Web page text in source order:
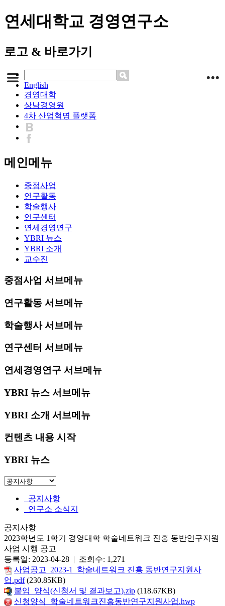
연세대학교 경영연구소
로고 & 바로가기
English
경영대학
상남경영원
4차 산업혁명 플랫폼
메인메뉴
중점사업
연구활동
학술행사
연구센터
연세경영연구
YBRI 뉴스
YBRI 소개
교수진
중점사업 서브메뉴
연구활동 서브메뉴
학술행사 서브메뉴
연구센터 서브메뉴
연세경영연구 서브메뉴
YBRI 뉴스 서브메뉴
YBRI 소개 서브메뉴
컨텐츠 내용 시작
YBRI 뉴스
공지사항
연구소 소식지
공지사항
2023학년도 1학기 경영대학 학술네트워크 진흥 동반연구지원
사업 시행 공고
등록일: 2023-04-28 | 조회수: 1,271
사업공고_2023-1_학술네트워크 진흥 동반연구지원사
업.pdf(230.85KB)
붙임_양식(신청서 및 결과보고).zip (118.67KB)
신청양식_학술네트워크진흥동반연구지원사업.hwp